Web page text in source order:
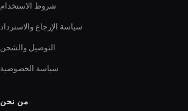
شروط الاستخدام
سياسة الإرجاع والاسترداد
التوصيل والشحن
سياسة الخصوصية
من نحن